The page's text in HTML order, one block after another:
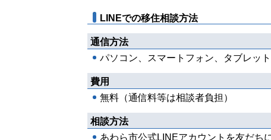
LINEでの移住相談方法
通信方法
パソコン、スマートフォン、タブレッ
費用
無料（通信料等は相談者負担）
相談方法
あわら市公式LINEアカウントを友だち